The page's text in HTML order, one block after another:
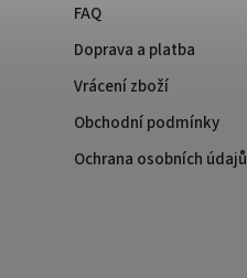
FAQ
Doprava a platba
Vrácení zboží
Obchodní podmínky
Ochrana osobních údajů